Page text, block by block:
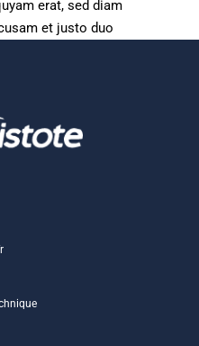
erat, sed diam
et justo duo